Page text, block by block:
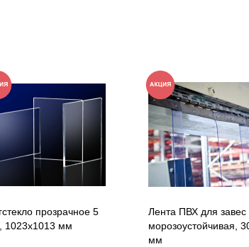
прозрачное 5
1023x1013 мм
Лента ПВХ для завес
морозоустойчивая,
мм